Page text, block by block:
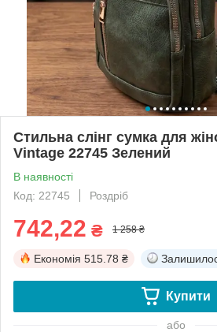
Стильна слінг сумка для
Vintage 22745 Зелений
В наявності
Код: 22745
Роздріб
742,22 ₴ 1 258 ₴
Економія 515.78 ₴
Купити
або